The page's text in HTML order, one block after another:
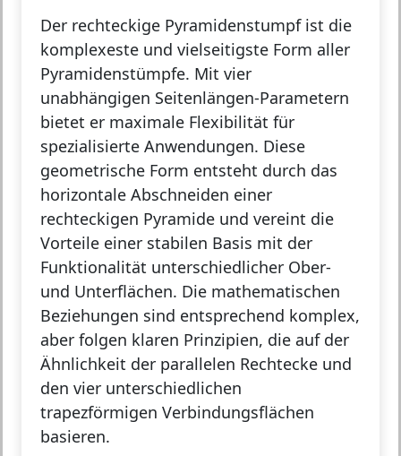
Der rechteckige Pyramidenstumpfist die
komplexeste und vielseitigste Form aller
Pyramidenstümpfe. Mit vier
unabhängigen Seitenlängen-Parametern
bietet er maximale Flexibilität für
spezialisierte Anwendungen. Diese
geometrische Form entsteht durch das
horizontale Abschneiden einer
rechteckigen Pyramide und vereint die
Vorteile einer stabilen Basis mit der
Funktionalität unterschiedlicher Ober-
und Unterflächen. Die mathematischen
Beziehungen sind entsprechend komplex,
aber folgen klaren Prinzipien, die auf der
Ähnlichkeit der parallelen Rechtecke und
den vier unterschiedlichen
trapezförmigen Verbindungsflächen
basieren.